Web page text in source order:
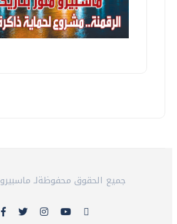
© 2026 جميع الحقوق محفوظةلـ ماسبيرو